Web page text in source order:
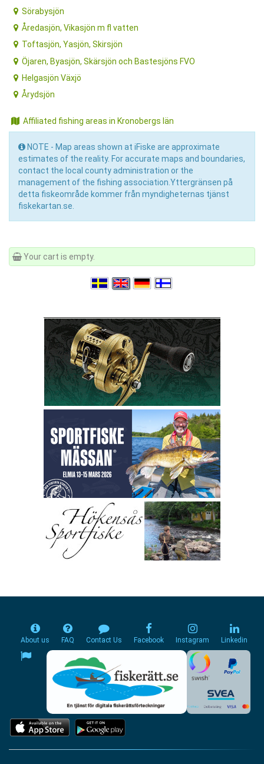
Sörabysjön
Åredasjön, Vikasjön m fl vatten
Toftasjön, Yasjön, Skirsjön
Öjaren, Byasjön, Skärsjön och Bastesjöns FVO
Helgasjön Växjö
Årydsjön
Affiliated fishing areas in Kronobergs län
NOTE - Map areas shown at iFiske are approximate
estimates of the reality. For accurate maps and boundaries,
contact the local county administration or the
management of the fishing association.Yttergränsen på
detta fiskeområde kommer från myndigheternas tjänst
fiskekartan.se.
Your cart is empty.
About us FAQ Contact Us Facebook Instagram Linkedin